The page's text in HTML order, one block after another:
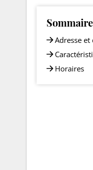
Sommaire
Adresse et
Horaires